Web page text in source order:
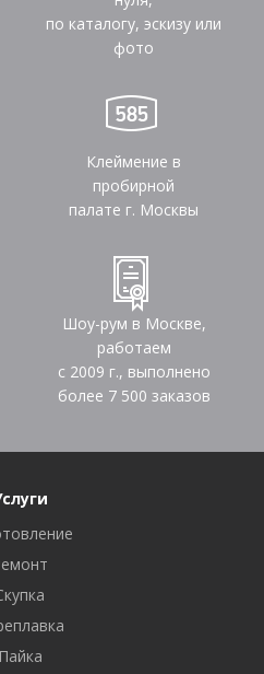
по каталогу, эскизу или
фото
Клеймение в
пробирной
палате г. Москвы
Шоу-рум в Москве,
работаем
с 2009 г., выполнено
более 7 500 заказов
Пайка